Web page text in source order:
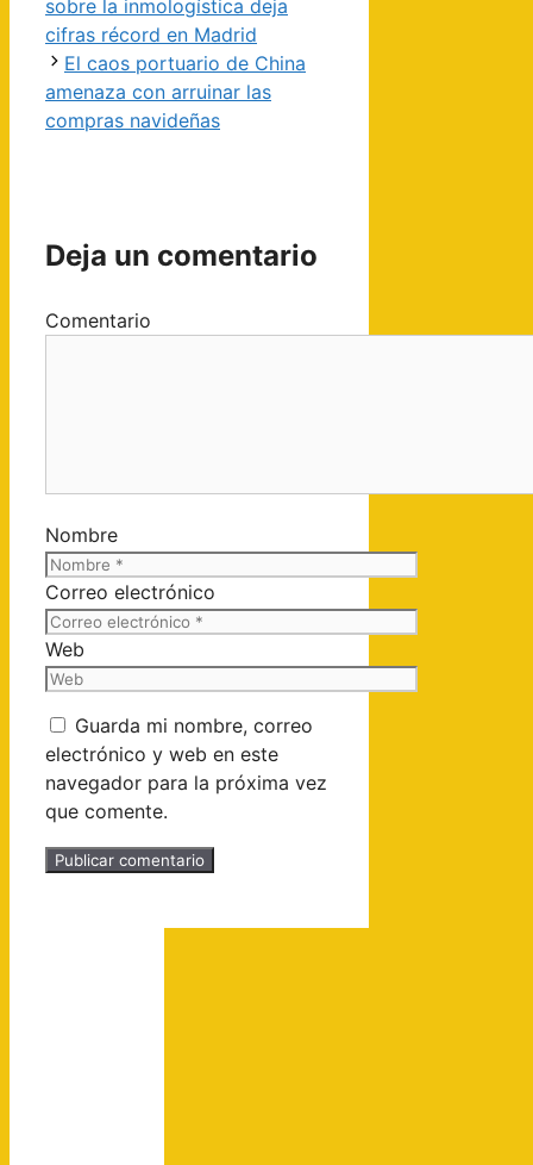
sobre la inmologística deja
cifras récord en Madrid
El caos portuario de China
amenaza con arruinar las
compras navideñas
Deja un comentario
Comentario
Nombre
Correo electrónico
Web
Guarda mi nombre, correo
electrónico y web en este
navegador para la próxima vez
que comente.